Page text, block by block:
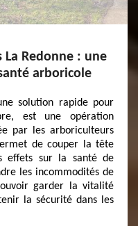
La Redonne : une
arboricole
solution rapide pour
est une opération
par les arboriculteurs
de couper la tête
effets sur la santé de
les incommodités de
garder la vitalité
la sécurité dans les